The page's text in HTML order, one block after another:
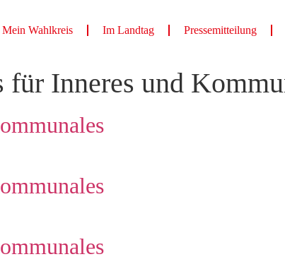
Mein Wahlkreis Im Landtag Pressemitteilung
Inneres und